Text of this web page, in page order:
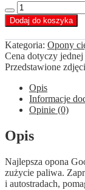
Decrease
quantity
ilość
Goodyear
385/55R22.5
FUELMAX
S
160K
Dodaj do koszyka
Kategoria: Opony
Cena dotyczy
Przedstawione
Opis
Informacje
Opinie (0)
Opis
Najlepsza opona
zużycie paliwa.
i autostradach,